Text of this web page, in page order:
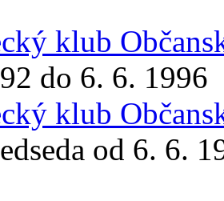
klub
do 6. 6. 1996
klub
od 6. 6.